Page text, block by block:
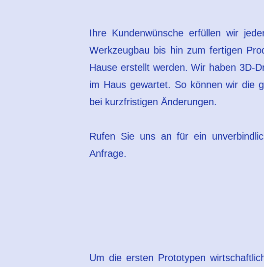
​Ihre Kundenwünsche erfüllen wir
Werkzeugbau bis hin zum fertigen
Hause erstellt werden. Wir haben 3D-
im Haus gewartet. So können wir die
bei kurzfristigen Änderungen.
Rufen Sie uns an für ein
Anfrage.
​Um die ersten Prototypen